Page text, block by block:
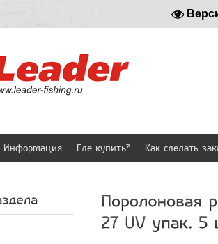
Информация Где купить? Как сделать